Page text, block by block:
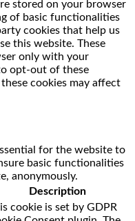
stored on your browser
of basic functionalities
cookies that help us
this website. These
only with your
opt-out of these
cookies may affect
for the website to
basic functionalities
anonymously.
Description
cookie is set by GDPR